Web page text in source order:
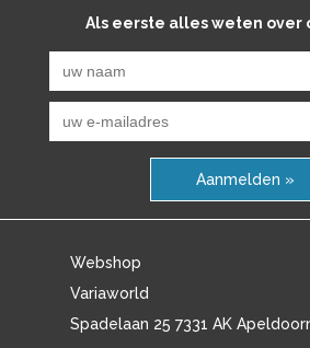
Als eerste alles weten over
Aanmelden »
Webshop
Variaworld
Spadelaan 25 7331 AK